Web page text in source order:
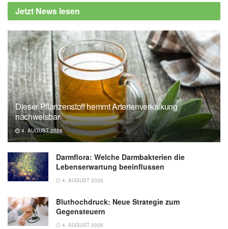
Jetzt News lesen
Dieser Pflanzenstoff hemmt Arterienverkalkung
nachweisbar
4. AUGUST 2026
Darmflora: Welche Darmbakterien die
Lebenserwartung beeinflussen
4. AUGUST 2026
Bluthochdruck: Neue Strategie zum
Gegensteuern
4. AUGUST 2026